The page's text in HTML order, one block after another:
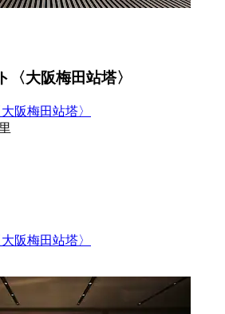
〈大阪梅田站塔〉
阪梅田站塔〉
阪梅田站塔〉